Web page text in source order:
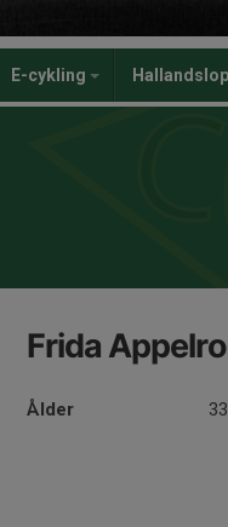
E-cykling
Frida
Ålder